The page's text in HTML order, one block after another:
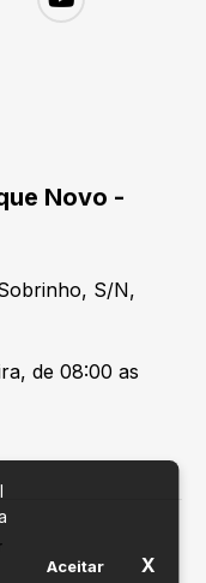
Novo -
S/N,
de 08:00 as
Aceitar X